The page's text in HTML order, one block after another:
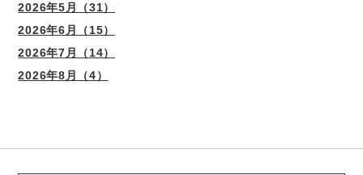
2026年5月（31）
2026年6月（15）
2026年7月（14）
2026年8月（4）